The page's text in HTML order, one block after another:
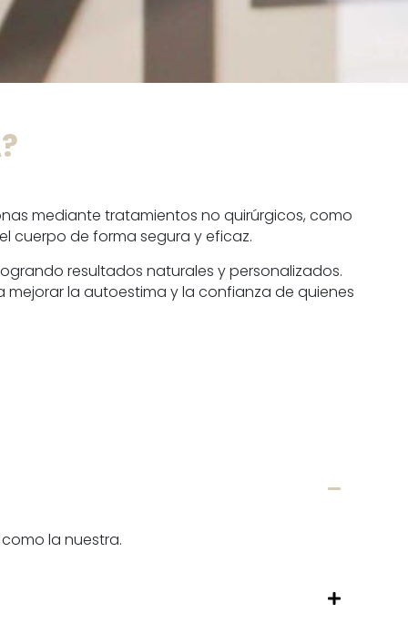
mediante tratamientos no quirúrgicos, como
cuerpo de forma segura y eficaz.
resultados naturales y personalizados.
la autoestima y la confianza de quienes
la nuestra.